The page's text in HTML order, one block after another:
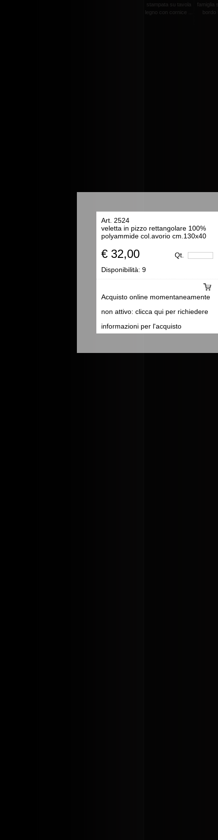
Art. 2524
veletta in pizzo rettangolare 100%
polyammide col.avorio cm.130x40
€ 32,00 Qt.
Acquisto online momentaneamente
non attivo: clicca qui per richiedere
informazioni per l'acquisto
Disponibilità: 9
stampata su tavola
legno con cornice ...
famiglia
bordo